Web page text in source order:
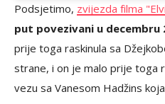
Podsjetimo, zvijezda filma
put povezivani u decembru
prije toga raskinula sa
strane, i on je malo prije toga
vezu sa Vanesom Hadžins